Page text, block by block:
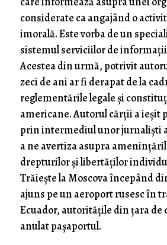
considerate ca angajând o
imorală. Este vorba de un
sistemul serviciilor de
Acestea din urmă, potrivit
zeci de ani ar fi derapat de la
reglementările legale și
americane. Autorul cărții a ieșit
prin intermediul unor jurnaliști
a ne avertiza asupra
drepturilor și libertăților
Trăiește la Moscova începând
ajuns pe un aeroport rusesc în
Ecuador, autoritățile din țara de
anulat pașaportul.